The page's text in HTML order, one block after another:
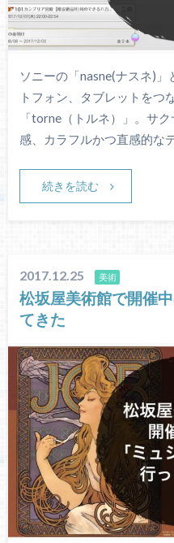
ソニーの「nasne(ナスネ)
トフォン、タブレットをつ
「torne（トルネ）」。サ
感、カラフルかつ直感的な
続きを読む
2017.12.25 美術
松坂屋美術館で開催
てきた